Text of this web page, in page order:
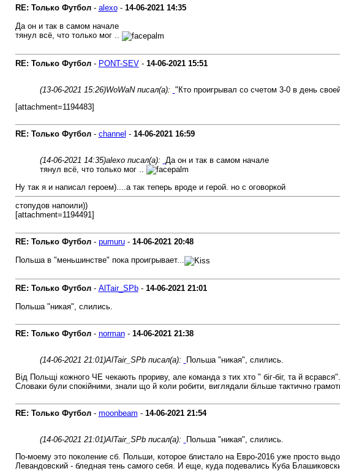
RE: Только Футбол- alexo- 14-06-2021 14:35
Да он и так в самом начале
тянул всё, что только мог ..
RE: Только Футбол- PONT-SEV- 14-06-2021 15:51
(13-06-2021 15:26)WoWaN писал(а): "Кто проигрывал со счетом 3-0 в день
[attachment=1194483]
RE: Только Футбол- channel - 14-06-2021 16:59
(14-06-2021 14:35)alexo писал(а):
Да он и так в самом начале
тянул всё, что только мог ..
Ну так я и написал героем)....а так теперь вроде и герой. но с оговоркой
стопудов напоили))
[attachment=1194491]
RE: Только Футбол- pumuru- 14-06-2021 20:48
Польша в "меньшинстве" пока проигрывает...
RE: Только Футбол- AlTair_SPb- 14-06-2021 21:01
Польша "никая", слились.
RE: Только Футбол- norman- 14-06-2021 21:38
(14-06-2021 21:01)AlTair_SPb писал(а):
Польша "никая", слились.
Від Польщі кожного ЧЕ чекають прориву, але команда з тих хто " біг-біг, та й всрався".
Словаки були спокійними, знали що й коли робити, виглядали більше тактично
RE: Только Футбол- moonbeam - 14-06-2021 21:54
(14-06-2021 21:01)AlTair_SPb писал(а):
Польша "никая", слились.
По-моему это поколение сб. Польши, которое блистало на Евро-2016 уже просто
Левандовский - бледная тень самого себя. И еще, куда подевались Куба